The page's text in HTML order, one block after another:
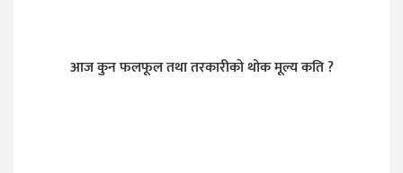
आज कुन फलफूल तथा तरकारीकाे थोक मूल्य कति ?